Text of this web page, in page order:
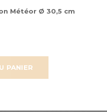
PANIER
Météor Ø 30,5 cm